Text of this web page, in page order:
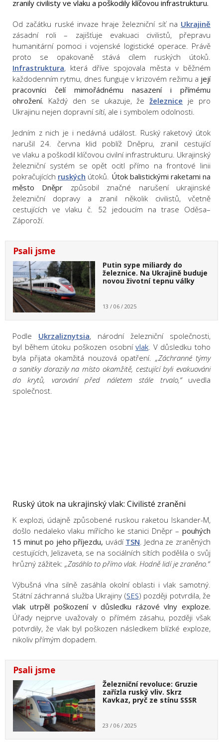
zranily civilisty ve vlaku a poškodily klíčovou infrastrukturu.
Od začátku ruské invaze hraje železniční síť na Ukrajině
zásadní roli – zajišťuje evakuaci civilistů, přepravu
humanitární pomoci i vojenské logistické operace. Právě
proto se opakovaně stává cílem ruských útoků.
Infrastruktura, která dříve spojovala města v běžném
každodenním rytmu, dnes funguje v krizovém režimu a její
pracovníci čelí mimořádnému nasazení i přímému
ohrožení. Každý den se ukazuje, žeželeznice je pro
Ukrajinu nejen dopravní sítí, ale i symbolem odolnosti.
Jedním z nich je i nedávná událost. Ruský raketový útok
narušil 24. června klid poblíž Dněpru, zranil cestující
ve vlaku a poškodil klíčovou civilní infrastrukturu. Ukrajinský
železniční systém se opět ocitl přímo na frontové linii
pokračujících ruských útoků. Útok balistickými raketami na
město Dněpr způsobil značné narušení ukrajinské
železniční dopravy a zranil několik civilistů, včetně
cestujících ve vlaku č. 52 jedoucím na trase Oděsa–
Záporoží.
Psali jsme
Putin sype miliardy do
železnice. Na Ukrajině buduje
novou životní tepnu války
13 / 06 / 2025
Podle Ukrzaliznytsia, národní železniční společnosti,
byl během útoku poškozen osobnívlak. V důsledku toho
byla přijata okamžitá nouzová opatření. „Záchranné týmy
a sanitky dorazily na místo okamžitě, cestující byli evakuováni
do krytů, varování před náletem stále trvalo,“uvedla
společnost.
Ruský útok na ukrajinský vlak: Civilisté zraněni
K explozi, údajně způsobené ruskou raketou Iskander-M,
došlo nedaleko vlaku mířícího ke stanici Dněpr – pouhých
15 minut po jeho příjezdu, uvádí TSN. Jedna ze zraněných
cestujících, Jelizaveta, se na sociálních sítích podělila o svůj
hrůzný zážitek: „Zasáhlo to přímo vlak. Hodně lidí je zraněno.“
Výbušná vlna silně zasáhla okolní oblasti i vlak samotný.
Státní záchranná služba Ukrajiny (SES) později potvrdila, že
vlak utrpěl poškození v důsledku rázové vlny exploze.
Úřady nejprve uvažovaly o přímém zásahu, později však
potvrdily, že vlak byl poškozen následkem blízké exploze,
nikoliv přímým dopadem.
Psali jsme
Železniční revoluce: Gruzie
zařízla ruský vliv. Skrz
Kavkaz, pryč ze stínu SSSR
23 / 06 / 2025